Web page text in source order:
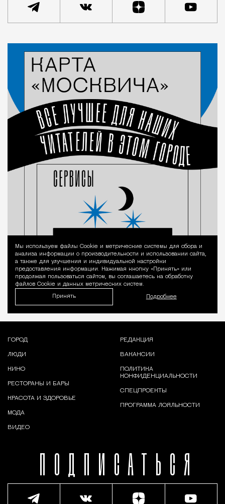
Уведомление
Мы используем файлы Сookie и метрические системы для сбора и
анализа информации о производительности и использовании сайта,
а также для улучшения и индивидуальной настройки
предоставления информации. Нажимая кнопку «Принять» или
продолжая пользоваться сайтом, вы соглашаетесь на обработку
файлов Cookie и данных метрических систем.
Принять Подробнее
ПОДПИСАТЬСЯ
ГОРОД
ЛЮДИ
КИНО
РЕСТОРАНЫ И БАРЫ
КРАСОТА И ЗДОРОВЬЕ
МОДА
ВИДЕО
РЕДАКЦИЯ
ВАКАНСИИ
ПОЛИТИКА
КОНФИДЕНЦИАЛЬНОСТИ
СПЕЦПРОЕКТЫ
ПРОГРАММА ЛОЯЛЬНОСТИ